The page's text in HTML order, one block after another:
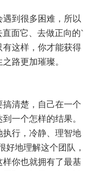
到很多困难，所以
面它、去做正向的`
这样，你才能获得
路更加璀璨。
清楚，自己在一个
一个怎样的结果。
行，冷静、理智地
好地理解这个团队，
你也就拥有了最基